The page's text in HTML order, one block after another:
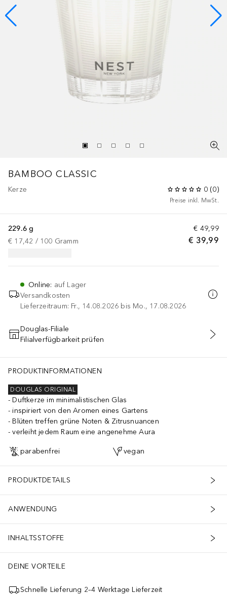
BAMBOO CLASSIC
Kerze 0 (0)
Preise inkl. MwSt.
€ 49,99
€ 39,99
229.6 g
€ 17,42 / 100 Gramm
Online: auf Lager
Versandkosten
Lieferzeitraum: Fr., 14.08.2026 bis Mo., 17.08.2026
IN DEN WARENKORB
Douglas-Filiale
Filialverfügbarkeit prüfen
PRODUKTINFORMATIONEN
DOUGLAS ORIGINAL
Duftkerze im minimalistischen Glas
inspiriert von den Aromen eines Gartens
Blüten treffen grüne Noten & Zitrusnuancen
verleiht jedem Raum eine angenehme Aura
parabenfrei vegan
PRODUKTDETAILS
ANWENDUNG
INHALTSSTOFFE
DEINE VORTEILE
Schnelle Lieferung 2–4 Werktage Lieferzeit